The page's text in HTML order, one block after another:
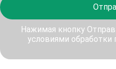
Нажимая кнопку
условиями обработки